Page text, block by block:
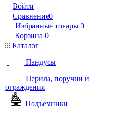
Войти
Сравнение0
Избранные товары 0
Корзина 0
Каталог
Пандусы
Перила, поручни и
ограждения
Подъемники